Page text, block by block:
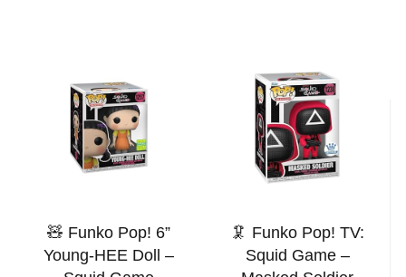
🧸 Funko Pop! 6”
Young-HEE Doll –
🦑 Funko Pop! TV:
Squid Game –